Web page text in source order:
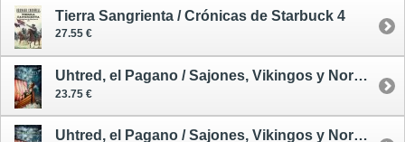
Tierra Sangrienta / Crónicas de Starbuck 4
27.55 €
Uhtred, el Pagano / Sajones, Vikingos y Normandos 7 - tapa dura
23.75 €
Uhtred, el Pagano / Sajones, Vikingos y Normandos 7 - tapa blanda